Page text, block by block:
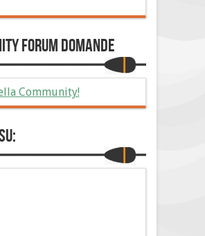
Forum Domande
Community!